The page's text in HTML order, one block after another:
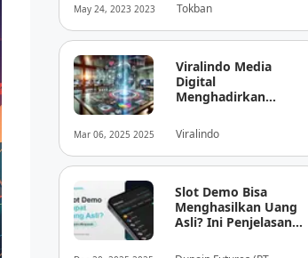
May 24, 2023 2023 Tokban
Mar 06, 2025 2025
Viralindo Media
Digital
Menghadirkan
Dunia Media Digital
Indonesia
Viralindo
Slot Demo Bisa
Menghasilkan Uang
Asli? Ini Penjelasan